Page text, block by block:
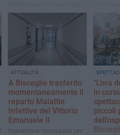
donano dolci ovetti pasquali
ai piccoli pazienti
Dio.
tutelata
ATTUALITÀ
A Bisceglie trasferito
momentaneamente il
reparto Malattie
Infettive del Vittorio
Emanuele II
Operazione necessaria per
"L’ora
in
piccoli